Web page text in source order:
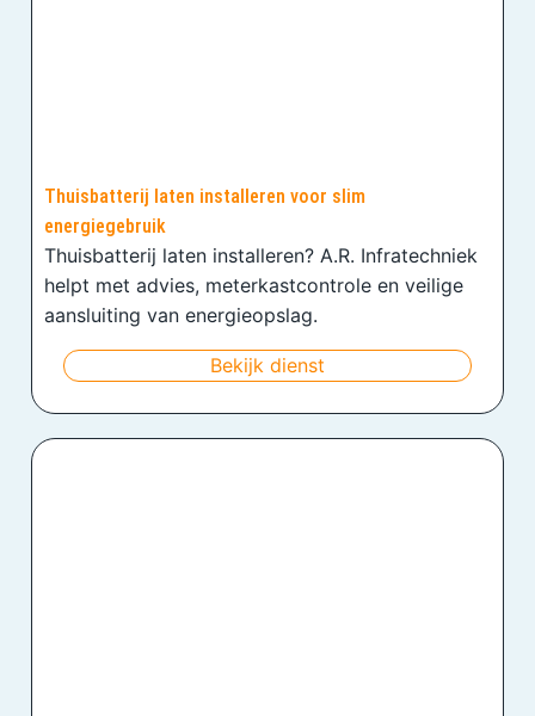
Thuisbatterij laten installeren voor slim
energiegebruik
Thuisbatterij laten installeren? A.R. Infratechniek
helpt met advies, meterkastcontrole en veilige
aansluiting van energieopslag.
Bekijk dienst